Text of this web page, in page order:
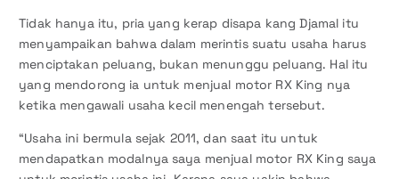
Tidak hanya itu, pria yang kerap disapa kang Djamal itu
menyampaikan bahwa dalam merintis suatu usaha harus
menciptakan peluang, bukan menunggu peluang. Hal itu
yang mendorong ia untuk menjual motor RX King nya
ketika mengawali usaha kecil menengah tersebut.
“Usaha ini bermula sejak 2011, dan saat itu untuk
mendapatkan modalnya saya menjual motor RX King saya